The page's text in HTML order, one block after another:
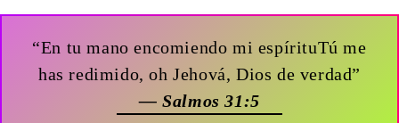
“En tu mano encomiendo mi espírituTú me
has redimido, oh Jehová, Dios de verdad”
— Salmos 31:5